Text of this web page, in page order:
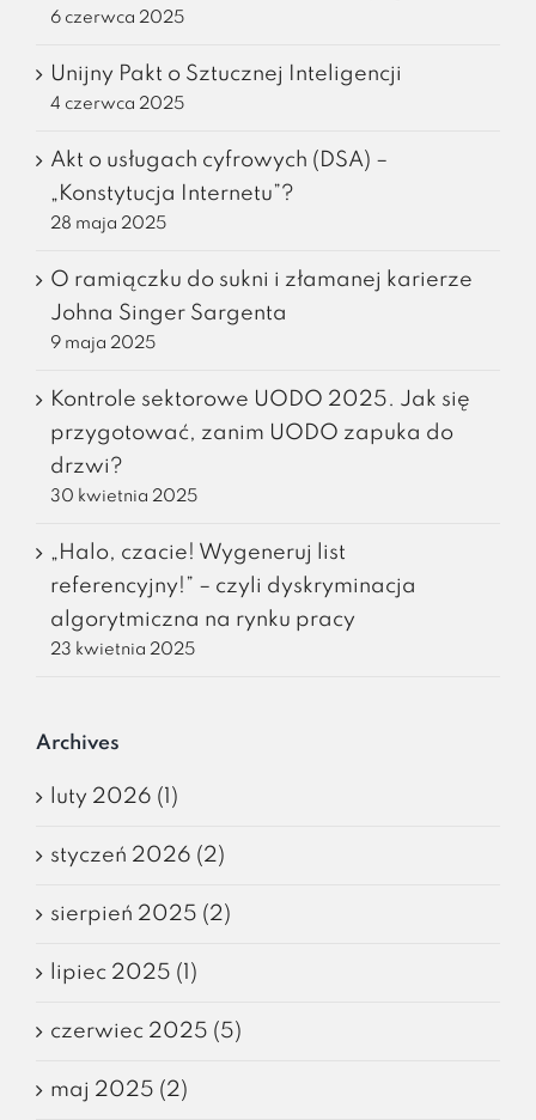
6 czerwca 2025
Unijny Pakt o Sztucznej Inteligencji
4 czerwca 2025
Akt o usługach cyfrowych (DSA) –
„Konstytucja Internetu”?
28 maja 2025
O ramiączku do sukni i złamanej karierze
Johna Singer Sargenta
9 maja 2025
Kontrole sektorowe UODO 2025. Jak się
przygotować, zanim UODO zapuka do
drzwi?
30 kwietnia 2025
„Halo, czacie! Wygeneruj list
referencyjny!” – czyli dyskryminacja
algorytmiczna na rynku pracy
23 kwietnia 2025
Archives
luty 2026 (1)
styczeń 2026 (2)
sierpień 2025 (2)
lipiec 2025 (1)
czerwiec 2025 (5)
maj 2025 (2)